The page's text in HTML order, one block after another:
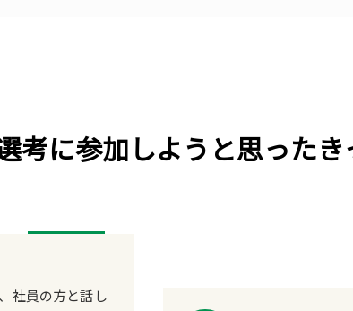
考に参加しようと思ったき
社員の方と話し